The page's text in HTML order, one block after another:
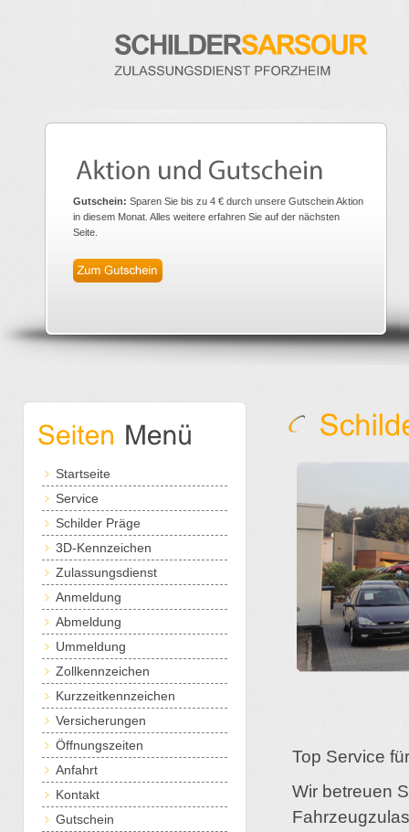
Gutschein: Sparen Sie bis zu 4 € durch unsere Gutschein Aktion
in diesem Monat. Alles weitere erfahren Sie auf der nächsten
Seite.
Top Service
Wir betreuen
Startseite
Service
Schilder Präge
3D-Kennzeichen
Zulassungsdienst
Anmeldung
Abmeldung
Ummeldung
Zollkennzeichen
Kurzzeitkennzeichen
Versicherungen
Öffnungszeiten
Anfahrt
Kontakt
Gutschein